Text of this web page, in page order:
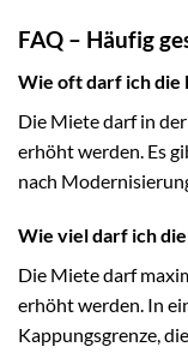
FAQ – Häufig
Wie oft darf ich die
Die Miete darf in
erhöht werden. Es
nach
Wie viel darf ich
Die Miete darf
erhöht werden. In
Kappungsgrenze,